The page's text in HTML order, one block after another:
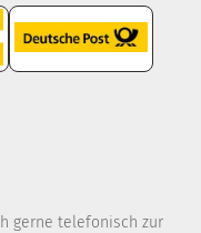
gerne telefonisch zur